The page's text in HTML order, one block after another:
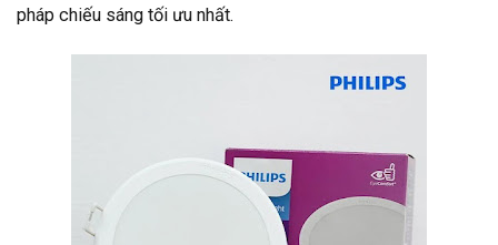
pháp chiếu sáng tối ưu nhất.